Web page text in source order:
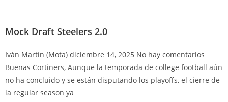
Mock Draft Steelers 2.0
Iván Martín (Mota) diciembre 14, 2025 No hay comentarios
Buenas Cortiners, Aunque la temporada de college football aún
no ha concluido y se están disputando los playoffs, el cierre de
la regular season ya